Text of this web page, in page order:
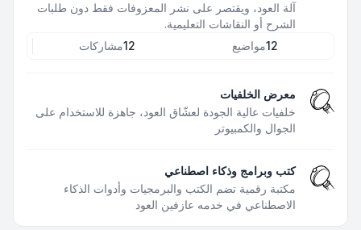
آلة العود، ويقتصر على نشر المعزوفات فقط دون طلبات
الشرح أو النقاشات التعليمية.
12مواضيع 12مشاركات
معرض الخلفيات
خلفيات عالية الجودة لعشّاق العود، جاهزة للاستخدام على
الجوال والكمبيوتر
كتب وبرامج وذكاء اصطناعي
مكتبة رقمية تضم الكتب والبرمجيات وأدوات الذكاء
الاصطناعي في خدمه عازفين العود